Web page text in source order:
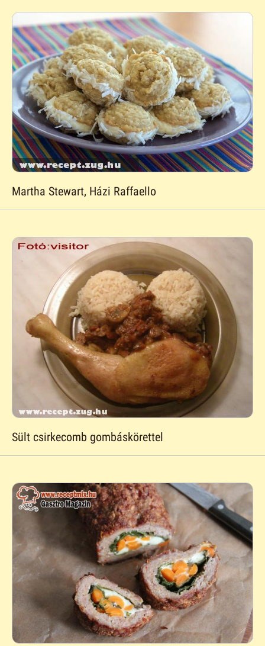
Martha Stewart, Házi Raffaello
Sült csirkecomb gombáskörettel